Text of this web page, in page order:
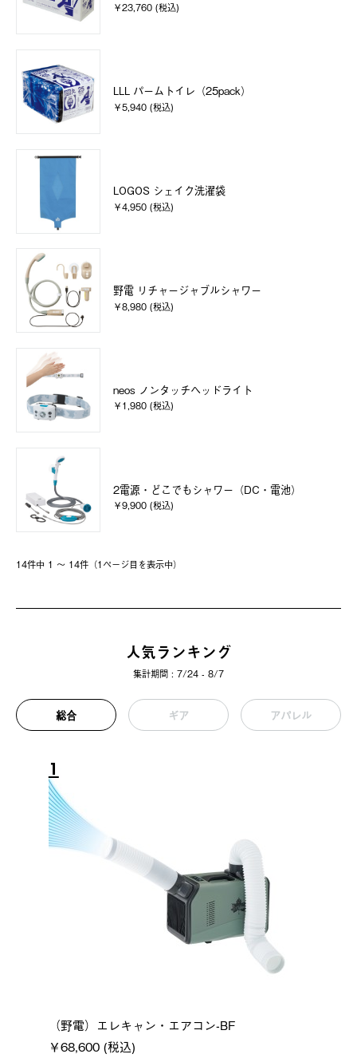
￥23,760 (税込)
LLL パームトイレ（25pack）
￥5,940 (税込)
LOGOS シェイク洗濯袋
￥4,950 (税込)
野電 リチャージャブルシャワー
￥8,980 (税込)
neos ノンタッチヘッドライト
￥1,980 (税込)
2電源・どこでもシャワー（DC・電池）
￥9,900 (税込)
14件中 1 〜 14件（1ページ⽬を表⽰中）
人気ランキング
集計期間 : 7/24 - 8/7
総合 ギア アパレル
1
（野電）エレキャン・エアコン-BF
￥68,600 (税込)